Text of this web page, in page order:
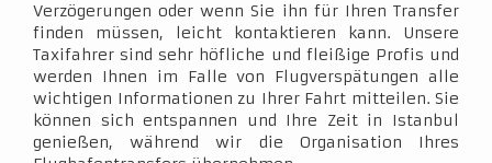
Verzögerungen oder wenn Sie ihn für Ihren Transfer
finden müssen, leicht kontaktieren kann. Unsere
Taxifahrer sind sehr höfliche und fleißige Profis und
werden Ihnen im Falle von Flugverspätungen alle
wichtigen Informationen zu Ihrer Fahrt mitteilen. Sie
können sich entspannen und Ihre Zeit in Istanbul
genießen, während wir die Organisation Ihres